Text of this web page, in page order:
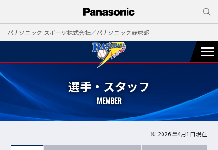
パナソニック スポーツ株式会社／パナソニック野球部
選手・スタッフ
MEMBER
※ 2026年4月1日現在